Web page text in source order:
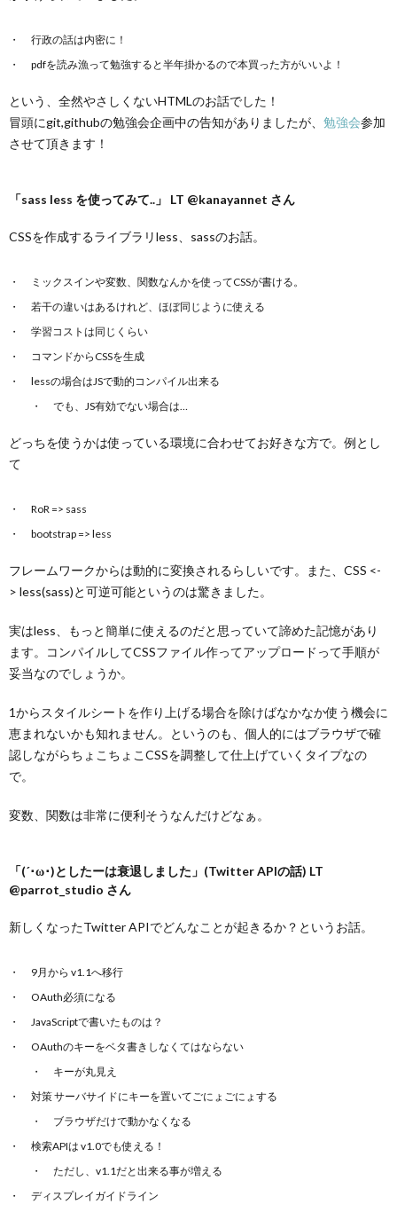
行政の話は内密に！
pdfを読み漁って勉強すると半年掛かるので本買った方がいいよ！
という、全然やさしくないHTMLのお話でした！
冒頭にgit,githubの勉強会企画中の告知がありましたが、 勉強会参加
させて頂きます！
「sass less を使ってみて..」 LT @kanayannet さん
CSSを作成するライブラリless、sassのお話。
ミックスインや変数、関数なんかを使ってCSSが書ける。
若干の違いはあるけれど、ほぼ同じように使える
学習コストは同じくらい
コマンドからCSSを生成
lessの場合はJSで動的コンパイル出来る
でも、JS有効でない場合は…
どっちを使うかは使っている環境に合わせてお好きな方で。例とし
て
RoR => sass
bootstrap => less
フレームワークからは動的に変換されるらしいです。また、CSS <-
> less(sass)と可逆可能というのは驚きました。
実はless、もっと簡単に使えるのだと思っていて諦めた記憶があり
ます。コンパイルしてCSSファイル作ってアップロードって手順が
妥当なのでしょうか。
1からスタイルシートを作り上げる場合を除けばなかなか使う機会に
恵まれないかも知れません。というのも、個人的にはブラウザで確
認しながらちょこちょこCSSを調整して仕上げていくタイプなの
で。
変数、関数は非常に便利そうなんだけどなぁ。
「(´･ω･)としたーは衰退しました」(Twitter APIの話) LT
@parrot_studio さん
新しくなったTwitter APIでどんなことが起きるか？というお話。
9月から v1.1へ移行
OAuth必須になる
JavaScriptで書いたものは？
OAuthのキーをベタ書きしなくてはならない
キーが丸見え
対策 サーバサイドにキーを置いてごにょごにょする
ブラウザだけで動かなくなる
検索APIは v1.0でも使える！
ただし、v1.1だと出来る事が増える
ディスプレイガイドライン